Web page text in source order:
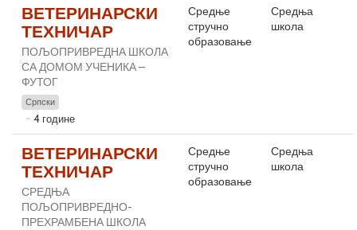
ВЕТЕРИНАРСКИ
ТЕХНИЧАР
ПОЉОПРИВРЕДНА ШКОЛА
СА ДОМОМ УЧЕНИКА –
ФУТОГ
Српски
4 године
Средње
стручно
образовање
Средња
школа
ВЕТЕРИНАРСКИ
ТЕХНИЧАР
СРЕДЊА
ПОЉОПРИВРЕДНО-
ПРЕХРАМБЕНА ШКОЛА
Средње
стручно
образовање
Средња
школа